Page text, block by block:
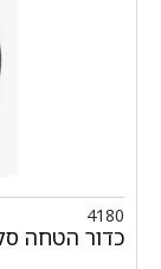
4180
כדור הטחה סלאם בול